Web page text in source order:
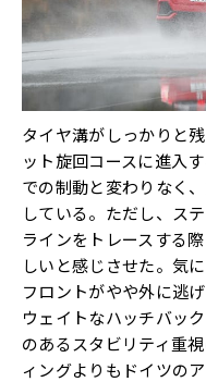
タイヤ溝がしっかりと
ット旋回コースに進入
での制動と変わりなく
している。ただし、ス
ラインをトレースする
しいと感じさせた。気
フロントがやや外に逃
ウェイトなハッチバッ
のあるスタビリティ重
ィングよりもドイツの